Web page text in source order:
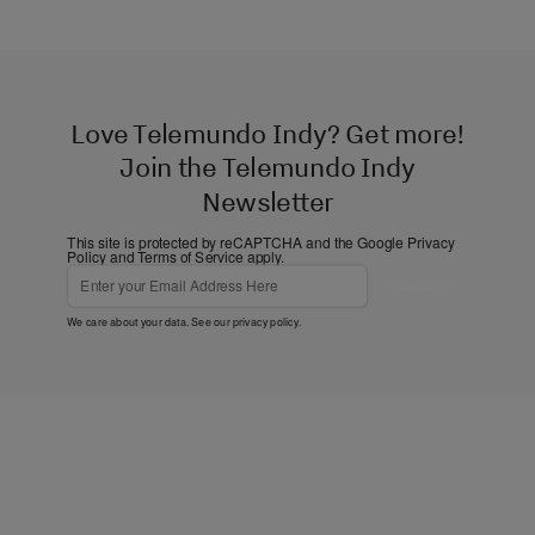
Love Telemundo Indy? Get more!
Join the Telemundo Indy
Newsletter
This site is protected by reCAPTCHA and the Google Privacy
PolicyandTerms of Service apply.
We care about your data. See ourprivacy policy.